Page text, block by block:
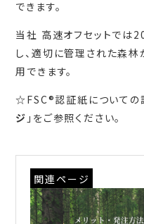
できます。
当社 高速オフセットでは
し、適切に管理された森
用できます。
☆FSC®認証紙についての
ジ 」をご参照ください。
関連ページ